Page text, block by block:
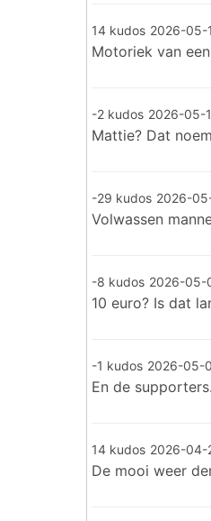
14 kudos 2026-05-
Motoriek van
-2 kudos 2026-05-
Mattie? Dat
-29 kudos 2026-
Volwassen
-8 kudos 2026-05-
10 euro? Is dat
-1 kudos 2026-05-
En de supporters.
14 kudos 2026-04-
De mooi weer